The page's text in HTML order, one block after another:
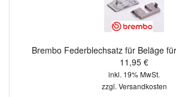
Brembo Federblechsatz für Beläge
11,95 €
inkl. 19% MwSt.
zzgl.Versandkosten